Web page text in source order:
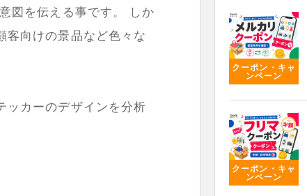
図を伝える事です。 しか
客向けの景品など色々な
ッカーのデザインを分析
クーポン・キャ
ンペーン
クーポン・キャ
ンペーン